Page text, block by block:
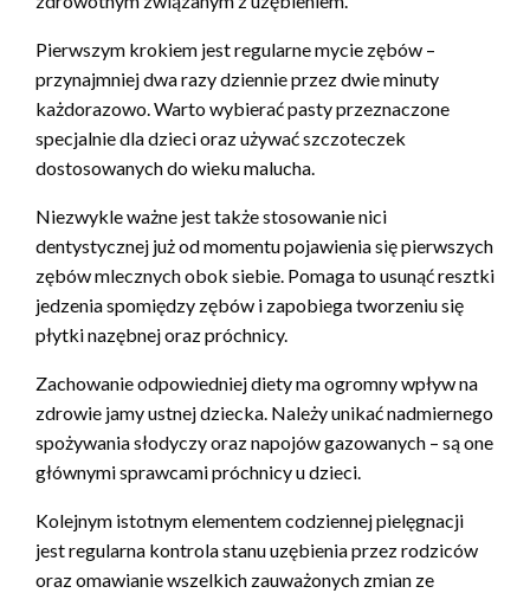
Pierwszym krokiem jest regularne mycie zębów –
przynajmniej dwa razy dziennie przez dwie minuty
każdorazowo. Warto wybierać pasty przeznaczone
specjalnie dla dzieci oraz używać szczoteczek
dostosowanych do wieku malucha.
Niezwykle ważne jest także stosowanie nici
dentystycznej już od momentu pojawienia się pierwszych
zębów mlecznych obok siebie. Pomaga to usunąć resztki
jedzenia spomiędzy zębów i zapobiega tworzeniu się
płytki nazębnej oraz próchnicy.
Zachowanie odpowiedniej diety ma ogromny wpływ na
zdrowie jamy ustnej dziecka. Należy unikać nadmiernego
spożywania słodyczy oraz napojów gazowanych – są one
głównymi sprawcami próchnicy u dzieci.
Kolejnym istotnym elementem codziennej pielęgnacji
jest regularna kontrola stanu uzębienia przez rodziców
oraz omawianie wszelkich zauważonych zmian ze